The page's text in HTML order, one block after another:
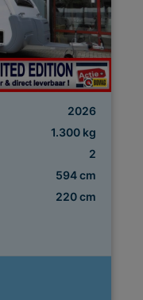
2026
1.300 kg
2
594 cm
220 cm